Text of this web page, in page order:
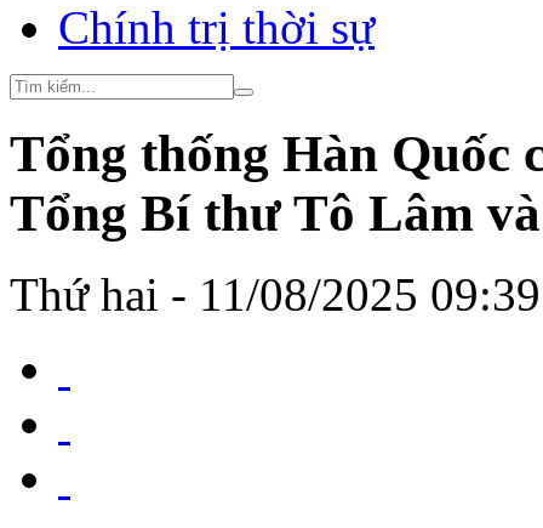
Chính trị thời sự
Tổng thống Hàn Quốc
Tổng Bí thư Tô Lâm
Thứ hai - 11/08/2025